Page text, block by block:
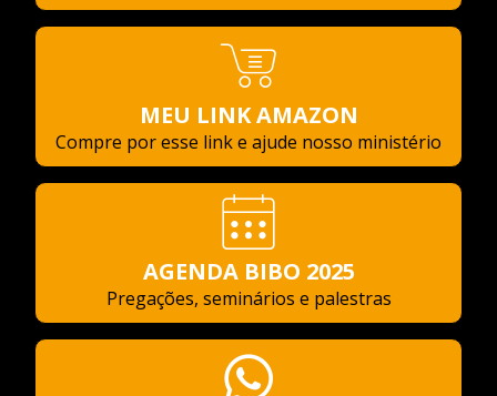
MEU LINK AMAZON
Compre por esse link e ajude nosso ministério
AGENDA BIBO 2025
Pregações, seminários e palestras